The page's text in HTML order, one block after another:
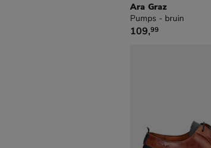
Ara Graz
Pumps - bruin
€ 109,99
109,99